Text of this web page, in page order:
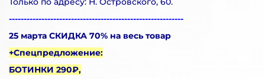
-----------------------------------------------------------
25 марта СКИДКА 70% на весь товар
+Спецпредложение:
БОТИНКИ 290₽,